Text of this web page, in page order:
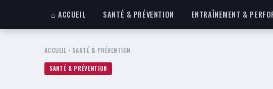
⌂ ACCUEIL SANTÉ & PRÉVENTION ENTRAÎNEMENT &
ACCUEIL › SANTÉ & PRÉVENTION
SANTÉ & PRÉVENTION